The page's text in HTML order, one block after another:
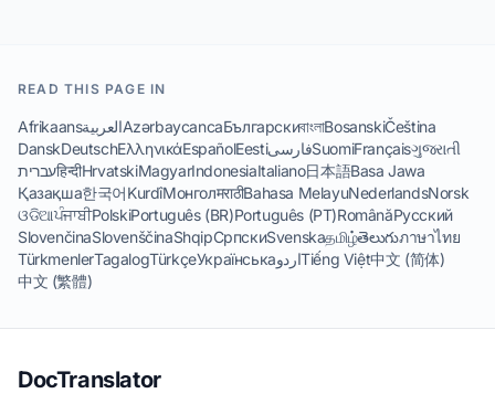
READ THIS PAGE IN
AfrikaansالعربيةAzərbaycancaБългарскиবাংলাBosanskiČeština
DanskDeutschΕλληνικάEspañolEestiفارسیSuomiFrançaisગુજરાતી
עבריתहिन्दीHrvatskiMagyarIndonesiaItaliano日本語Basa Jawa
Қазақша한국어KurdîМонголमराठीBahasa MelayuNederlandsNorsk
ଓଡିଆਪੰਜਾਬੀPolskiPortuguês (BR)Português (PT)RomânăРусский
SlovenčinaSlovenščinaShqipСрпскиSvenskaதமிழ்తెలుగుภาษาไทย
TürkmenlerTagalogTürkçeУкраїнськаاردوTiếng Việt中文 (简体)
中文 (繁體)
DocTranslator